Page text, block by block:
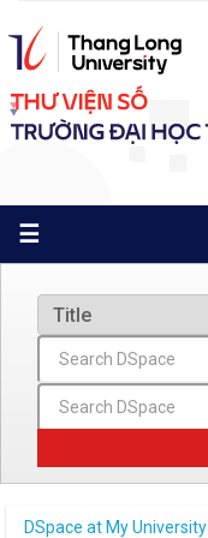
navigation
☰
DSpace at My University